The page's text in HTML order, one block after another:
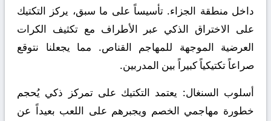
داخل منطقة الجزاء. تأسيساً على ما سبق، يركز التكتيك
على الاختراق الذكي عبر الأطراف مع تكثيف الكرات
العرضية الموجهة للمهاجم القناص. مما يجعلنا نتوقع
صراعاً تكتيكياً كبيراً بين المدربين.
أسلوب السنغال: يعتمد التكتيك على تمركز ذكي يُحجم
خطورة مهاجمي الخصم ويجبرهم على اللعب بعيداً عن